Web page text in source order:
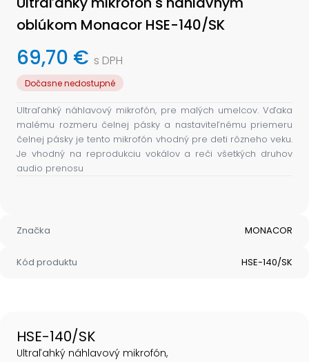
oblúkom Monacor HSE-140/SK
69,70 € s DPH
Dočasne nedostupné
Ultraľahký náhlavový mikrofón, pre malých umelcov. Vďaka
malému rozmeru čelnej pásky a nastaviteľnému priemeru
čelnej pásky je tento mikrofón vhodný pre deti rôzneho veku.
Je vhodný na reprodukciu vokálov a reči všetkých druhov
audio prenosu
Značka MONACOR
Kód produktu HSE-140/SK
HSE-140/SK
Ultraľahký náhlavový mikrofón,